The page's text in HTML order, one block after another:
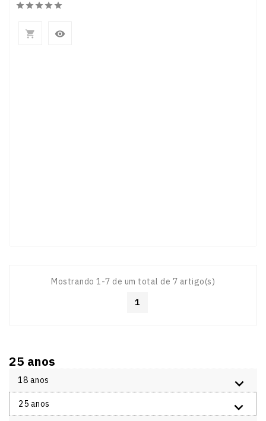

 
Mostrando 1-7 de um total de 7 artigo(s)
1
25 anos
18 anos
25 anos